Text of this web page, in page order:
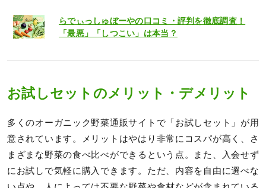
らでぃっしゅぼーやの口コミ・評判を徹底調査！
「最悪」「しつこい」は本当？
お試しセットのメリット・デメリット
多くのオーガニック野菜通販サイトで「お試しセット」が用
意されています。メリットはやはり非常にコスパが高く、さ
まざまな野菜の食べ比べができるという点。また、入会せず
にお試しで気軽に購入できます。ただ、内容を自由に選べな